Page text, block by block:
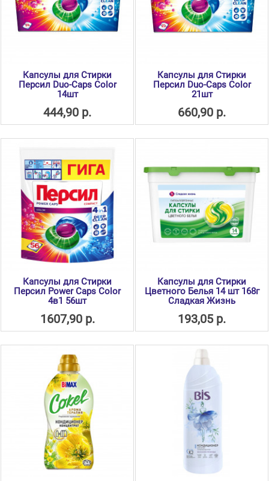
Капсулы для Стирки
Персил Duo-Caps Color
14шт
444,90 р.
Капсулы для Стирки
Персил Duo-Caps Color
21шт
660,90 р.
Капсулы для Стирки
Персил Power Caps Color
4в1 56шт
1607,90 р.
Капсулы для Стирки
Цветного Белья 14 шт 168г
Сладкая Жизнь
193,05 р.